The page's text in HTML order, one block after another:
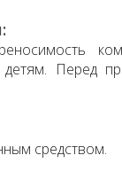
Перед
средством.